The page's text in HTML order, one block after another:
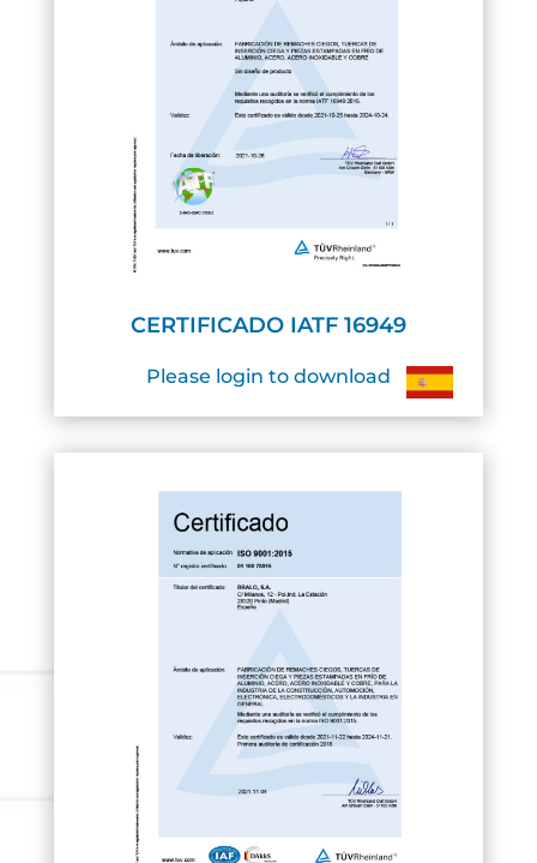
CERTIFICADO IATF 16949
Please login to download